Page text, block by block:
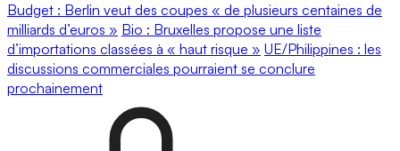
Budget : Berlin veut des coupes « de plusieurs centaines de
milliards d’euros » Bio : Bruxelles propose une liste
d’importations classées à « haut risque » UE/Philippines : les
discussions commerciales pourraient se conclure
prochainement